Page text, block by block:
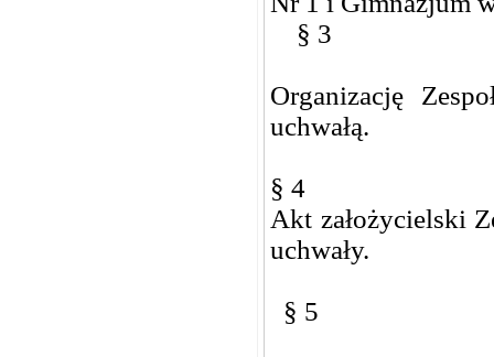
§ 3
Organizację
uchwałą.
§ 4
Akt założycielski
uchwały.
§ 5